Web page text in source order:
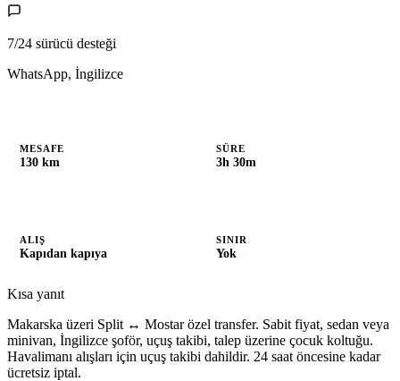
7/24 sürücü desteği
WhatsApp, İngilizce
MESAFE
130 km
SÜRE
3h 30m
ALIŞ
Kapıdan kapıya
SINIR
Yok
Kısa yanıt
Makarska üzeri Split ↔ Mostar özel transfer. Sabit fiyat, sedan veya
minivan, İngilizce şoför, uçuş takibi, talep üzerine çocuk koltuğu.
Havalimanı alışları için uçuş takibi dahildir. 24 saat öncesine kadar
ücretsiz iptal.